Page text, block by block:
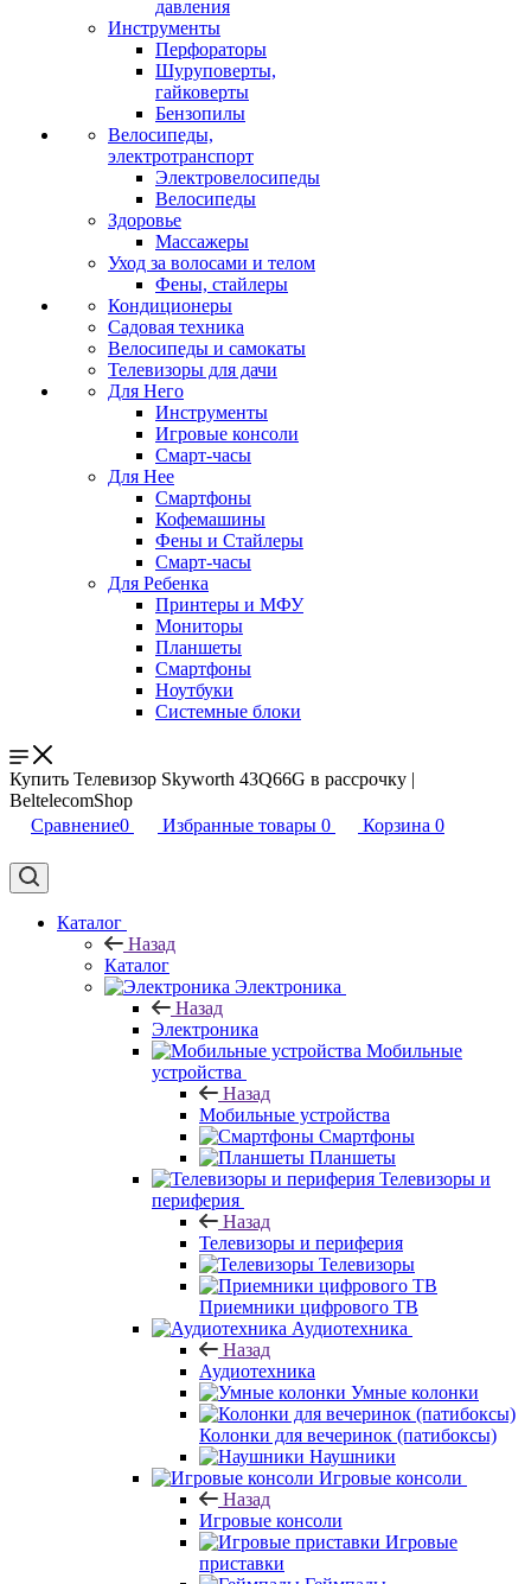
давления
Инструменты
Перфораторы
Шуруповерты,
гайковерты
Бензопилы
Велосипеды,
электротранспорт
Электровелосипеды
Велосипеды
Здоровье
Массажеры
Уход за волосами и телом
Фены, стайлеры
Кондиционеры
Садовая техника
Велосипеды и самокаты
Телевизоры для дачи
Для Него
Инструменты
Игровые консоли
Смарт-часы
Для Нее
Смартфоны
Кофемашины
Фены и Стайлеры
Смарт-часы
Для Ребенка
Принтеры и МФУ
Мониторы
Планшеты
Смартфоны
Ноутбуки
Системные блоки
Купить Телевизор Skyworth 43Q66G в рассрочку |
BeltelecomShop
Сравнение0 Избранные товары 0 Корзина 0
Каталог
Назад
Каталог
Электроника
Назад
Электроника
Мобильные
устройства
Назад
Мобильные устройства
Смартфоны
Планшеты
Телевизоры и
периферия
Назад
Телевизоры и периферия
Телевизоры
Приемники цифрового ТВ
Аудиотехника
Назад
Аудиотехника
Умные колонки
Колонки для вечеринок (патибоксы)
Наушники
Игровые консоли
Назад
Игровые консоли
Игровые
приставки